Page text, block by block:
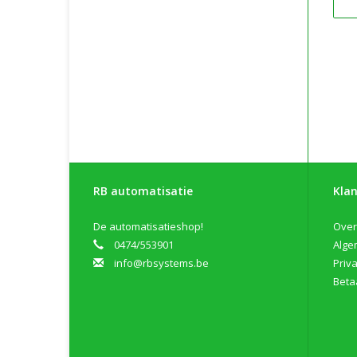
RB automatisatie
De automatisatieshop!
0474/553901
info@rbsystems.be